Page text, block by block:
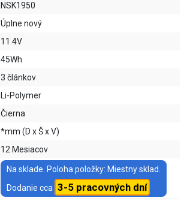
NSK1950
Úplne nový
11.4V
45Wh
3 článkov
Li-Polymer
Čierna
*mm (D x Š x V)
12 Mesiacov
Na sklade. Poloha položky: Miestny sklad.
Dodanie cca 3-5 pracovných dní